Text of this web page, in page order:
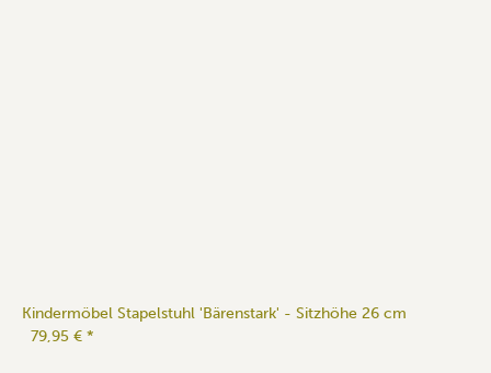
Kindermöbel Stapelstuhl 'Bärenstark' - Sitzhöhe 26 cm
79,95 € *